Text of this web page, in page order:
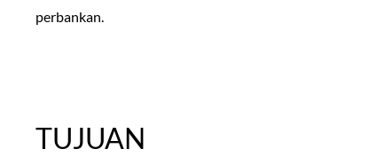
perbankan.
TUJUAN